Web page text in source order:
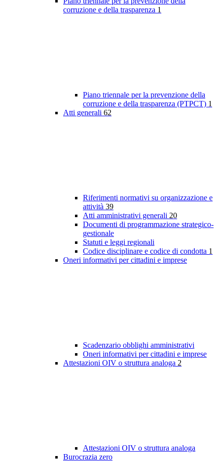
corruzione e della trasparenza 1
Piano triennale per la prevenzione della
corruzione e della trasparenza (PTPCT) 1
Atti generali 62
Riferimenti normativi su organizzazione e
attività 39
Atti amministrativi generali 20
Documenti di programmazione strategico-
gestionale
Statuti e leggi regionali
Codice disciplinare e codice di condotta 1
Oneri informativi per cittadini e imprese
Scadenzario obblighi amministrativi
Oneri informativi per cittadini e imprese
Attestazioni OIV o struttura analoga 2
Attestazioni OIV o struttura analoga
Burocrazia zero